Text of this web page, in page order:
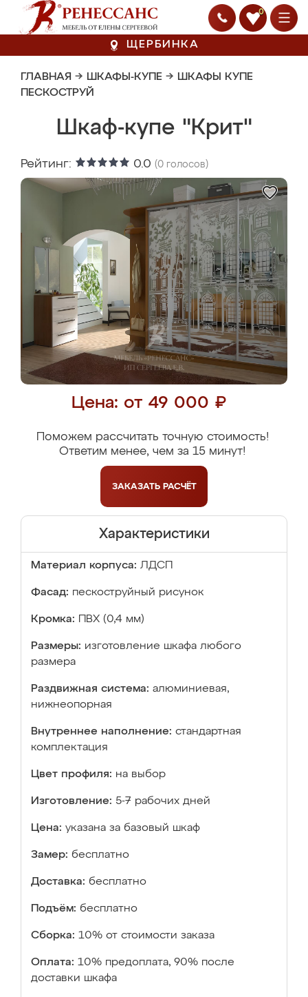
0
ЩЕРБИНКА
ГЛАВНАЯ → ШКАФЫ-КУПЕ → ШКАФЫ КУПЕ
ПЕСКОСТРУЙ
Шкаф-купе "Крит"
Рейтинг: 0.0 (0 голосов)
Цена: от 49 000 ₽
Поможем рассчитать точную стоимость!
Ответим менее, чем за 15 минут!
ЗАКАЗАТЬ РАСЧЁТ
Характеристики
Материал корпуса: ЛДСП
Фасад: пескоструйный рисунок
Кромка: ПВХ (0,4 мм)
Размеры: изготовление шкафа любого
размера
Раздвижная система: алюминиевая,
нижнеопорная
Внутреннее наполнение: стандартная
комплектация
Цвет профиля: на выбор
Изготовление: 5-7 рабочих дней
Цена: указана за базовый шкаф
Замер: бесплатно
Доставка: бесплатно
Подъём: бесплатно
Сборка: 10% от стоимости заказа
Оплата: 10% предоплата, 90% после
доставки шкафа